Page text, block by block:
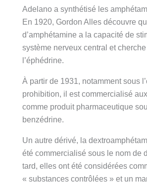
Adelano a synthétisé les
En 1920, Gordon Alles découvre
d’amphétamine a la capacité de
système nerveux central et
l’éphédrine.
À partir de 1931, notamment sous
prohibition, il est commercialisé
comme produit pharmaceutique
benzédrine.
Un autre dérivé, la
été commercialisé sous le nom de
tard, elles ont été considérées
« substances contrôlées » et un